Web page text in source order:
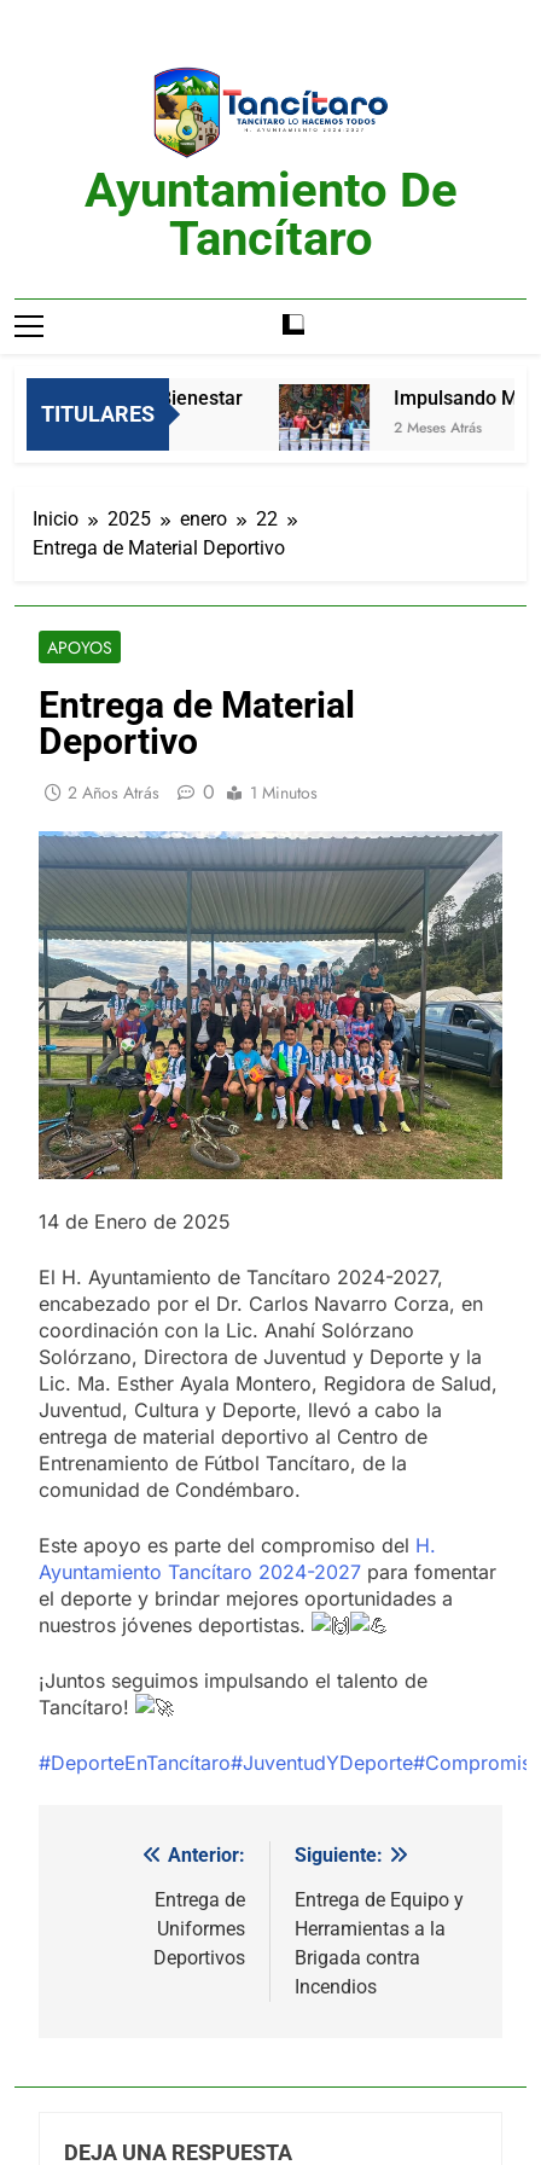
Ayuntamiento De
Tancítaro
TITULARES
Feria del Bienestar
2 Meses Atrás
Impulsando
2 Meses Atrás
Inicio 2025 enero
22
Entrega de Material Deportivo
APOYOS
Entrega de Material
Deportivo
2 Años Atrás 0 1 Minutos
14 de Enero de 2025
El H. Ayuntamiento de Tancítaro 2024-2027,
encabezado por el Dr. Carlos Navarro Corza, en
coordinación con la Lic. Anahí Solórzano
Solórzano, Directora de Juventud y Deporte y la
Lic. Ma. Esther Ayala Montero, Regidora de Salud,
Juventud, Cultura y Deporte, llevó a cabo la
entrega de material deportivo al Centro de
Entrenamiento de Fútbol Tancítaro, de la
comunidad de Condémbaro.
Este apoyo es parte del compromiso del H.
Ayuntamiento Tancítaro 2024-2027 para fomentar
el deporte y brindar mejores oportunidades a
nuestros jóvenes deportistas.
¡Juntos seguimos impulsando el talento de
Tancítaro!
#DeporteEnTancítaro#JuventudYDeporte
Navegación
entradas
Anterior:
Entrega de
Uniformes
Deportivos
Siguiente:
Entrega de Equipo y
Herramientas a la
Brigada contra
Incendios
DEJA UNA RESPUESTA